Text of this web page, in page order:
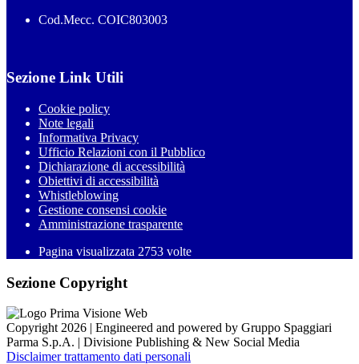
Cod.Mecc. COIC803003
Sezione Link Utili
Cookie policy
Note legali
Informativa Privacy
Ufficio Relazioni con il Pubblico
Dichiarazione di accessibilità
Obiettivi di accessibilità
Whistleblowing
Gestione consensi cookie
Amministrazione trasparente
Pagina visualizzata 2753 volte
Sezione Copyright
Copyright 2026 | Engineered and powered by Gruppo Spaggiari
Parma S.p.A. | Divisione Publishing & New Social Media
Disclaimer trattamento dati personali